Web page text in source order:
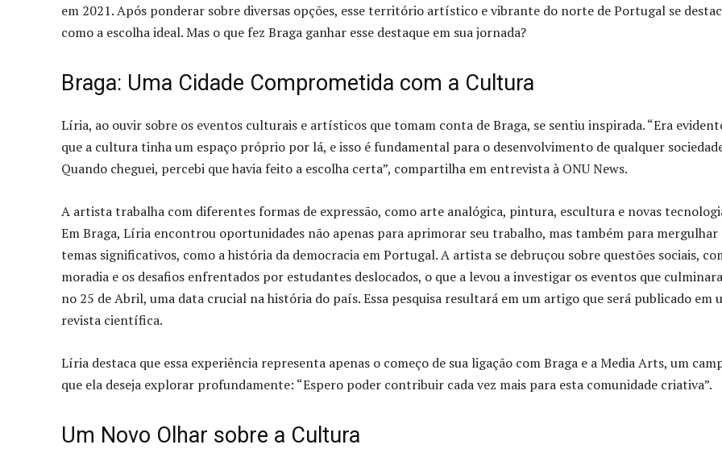
em 2021. Após ponderar sobre diversas opções, esse território artístico e vibrante do norte de Portugal se
como a escolha ideal. Mas o que fez Braga ganhar esse destaque em sua jornada?
Braga: Uma Cidade Comprometida com a Cultura
Líria, ao ouvir sobre os eventos culturais e artísticos que tomam conta de Braga, se sentiu inspirada. “Era
que a cultura tinha um espaço próprio por lá, e isso é fundamental para o desenvolvimento de qualquer
Quando cheguei, percebi que havia feito a escolha certa”, compartilha em entrevista à ONU News.
A artista trabalha com diferentes formas de expressão, como arte analógica, pintura, escultura e novas
Em Braga, Líria encontrou oportunidades não apenas para aprimorar seu trabalho, mas também para mergulhar
temas significativos, como a história da democracia em Portugal. A artista se debruçou sobre questões sociais,
moradia e os desafios enfrentados por estudantes deslocados, o que a levou a investigar os eventos que
no 25 de Abril, uma data crucial na história do país. Essa pesquisa resultará em um artigo que será publicado em
revista científica.
Líria destaca que essa experiência representa apenas o começo de sua ligação com Braga e a Media Arts, um
que ela deseja explorar profundamente: “Espero poder contribuir cada vez mais para esta comunidade criativa”.
Um Novo Olhar sobre a Cultura